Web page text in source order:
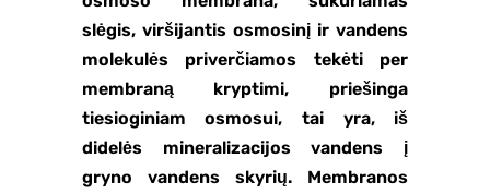
slėgis, viršijantis osmosinį ir vandens
molekulės priverčiamos tekėti per
membraną kryptimi, priešinga
tiesioginiam osmosui, tai yra, iš
didelės mineralizacijos vandens į
gryno vandens skyrių. Membranos